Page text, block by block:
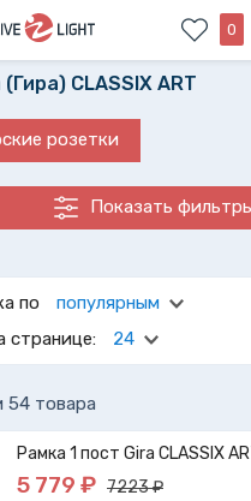
0
CLASSIX ART
розетки
Показать
в любом
gira (гира) classix Вам
каталога.
по
популярным
странице:
24
54 товара
Рамка 1 пост Gira CLASSIX
5 779 ₽ 7223 ₽